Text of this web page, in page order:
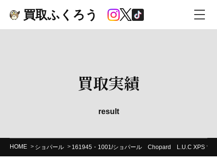
買取ふくろう
買取実績
result
HOME ショパール 161945・1001/ショパール Chopard L.U.C XPS ツ